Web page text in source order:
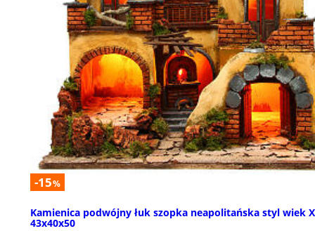
-15%
Kamienica podwójny łuk szopka neapolitańska styl wiek
43x40x50